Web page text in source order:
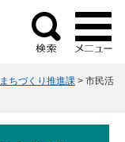
検
索
まちづくり推進課 > 市民活